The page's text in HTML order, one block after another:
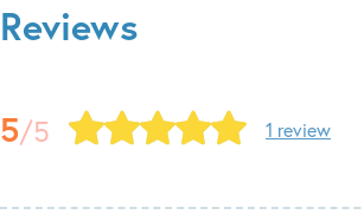
Reviews
5/5 1 review